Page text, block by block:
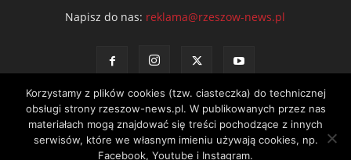
Napisz do nas: reklama@rzeszow-news.pl
Kontakt Polityka prywatności Regulamin portalu
Korzystamy z plików cookies (tzw. ciasteczka) do technicznej
obsługi strony rzeszow-news.pl. W publikowanych przez nas
materiałach mogą znajdować się treści pochodzące z innych
serwisów, które we własnym imieniu używają cookies, np.
Facebook, Youtube i Instagram.